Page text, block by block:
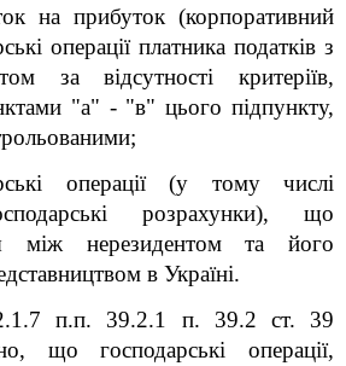
на прибуток (корпоративний
операції платника податків з
за відсутності критеріїв,
"а" - "в" цього підпункту,
операції (у тому числі
розрахунки), що
між нерезидентом та його
в Україні.
п.п. 39.2.1 п. 39.2 ст. 39
що господарські операції,